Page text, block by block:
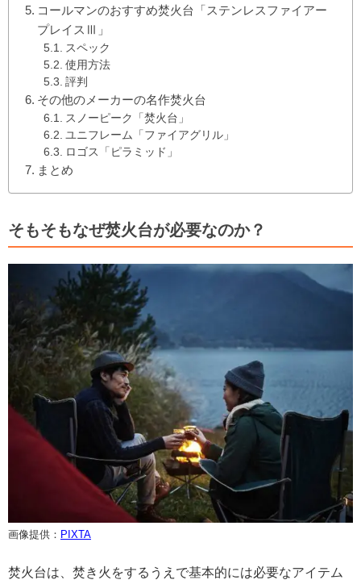
コールマンのおすすめ焚火台「ステンレスファイアー
プレイスⅢ」
スペック
使用方法
評判
その他のメーカーの名作焚火台
スノーピーク「焚火台」
ユニフレーム「ファイアグリル」
ロゴス「ピラミッド」
まとめ
そもそもなぜ焚火台が必要なのか？
画像提供： PIXTA
焚火台は、焚き火をするうえで基本的には必要なアイテム